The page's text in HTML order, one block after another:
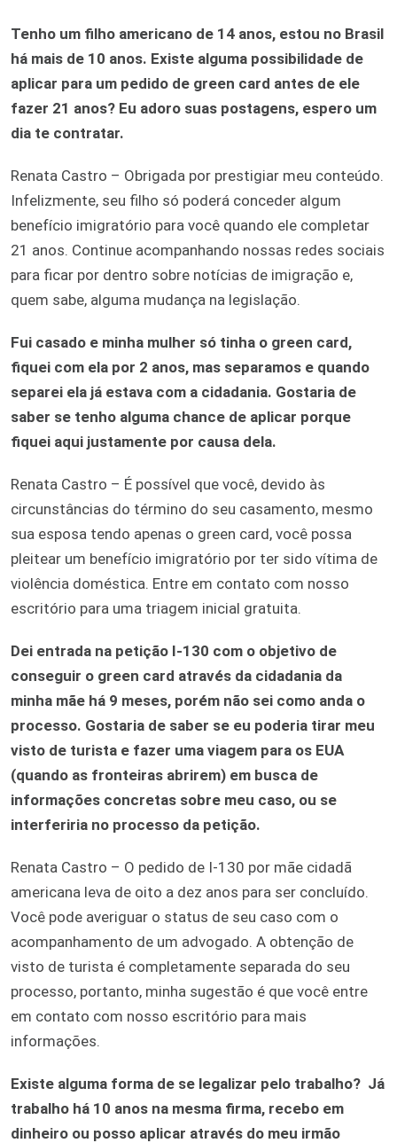
Tenho um filho americano de 14 anos, estou no Brasil
há mais de 10 anos. Existe alguma possibilidade de
aplicar para um pedido de green card antes de ele
fazer 21 anos? Eu adoro suas postagens, espero um
dia te contratar.
Renata Castro – Obrigada por prestigiar meu conteúdo.
Infelizmente, seu filho só poderá conceder algum
benefício imigratório para você quando ele completar
21 anos. Continue acompanhando nossas redes sociais
para ficar por dentro sobre notícias de imigração e,
quem sabe, alguma mudança na legislação.
Fui casado e minha mulher só tinha o green card,
fiquei com ela por 2 anos, mas separamos e quando
separei ela já estava com a cidadania. Gostaria de
saber se tenho alguma chance de aplicar porque
fiquei aqui justamente por causa dela.
Renata Castro – É possível que você, devido às
circunstâncias do término do seu casamento, mesmo
sua esposa tendo apenas o green card, você possa
pleitear um benefício imigratório por ter sido vítima de
violência doméstica. Entre em contato com nosso
escritório para uma triagem inicial gratuita.
Dei entrada na petição I-130 com o objetivo de
conseguir o green card através da cidadania da
minha mãe há 9 meses, porém não sei como anda o
processo. Gostaria de saber se eu poderia tirar meu
visto de turista e fazer uma viagem para os EUA
(quando as fronteiras abrirem) em busca de
informações concretas sobre meu caso, ou se
interferiria no processo da petição.
Renata Castro – O pedido de I-130 por mãe cidadã
americana leva de oito a dez anos para ser concluído.
Você pode averiguar o status de seu caso com o
acompanhamento de um advogado. A obtenção de
visto de turista é completamente separada do seu
processo, portanto, minha sugestão é que você entre
em contato com nosso escritório para mais
informações.
Existe alguma forma de se legalizar pelo trabalho? Já
trabalho há 10 anos na mesma firma, recebo em
dinheiro ou posso aplicar através do meu irmão